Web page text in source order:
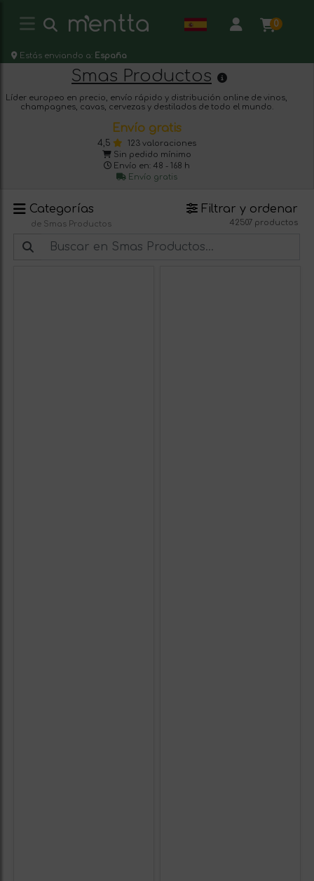
0
Estás enviando a: España
Smas Productos
Líder europeo en precio, envío rápido y distribución online de vinos,
champagnes, cavas, cervezas y destilados de todo el mundo.
Envío gratis
4,5
123 valoraciones
Sin pedido mínimo
Envío en: 48 - 168 h
Envío gratis
Categorías
de Smas Productos
Filtrar y ordenar
42507 productos